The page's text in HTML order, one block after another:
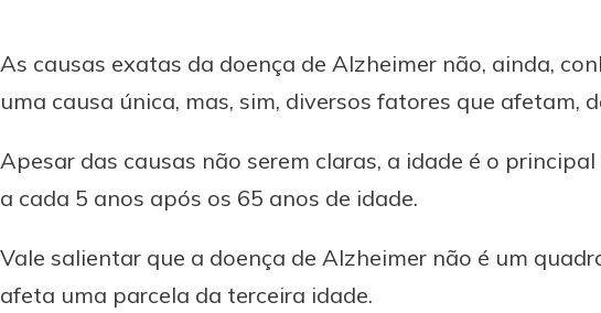
As causas exatas da doença de Alzheimer não, ainda,
uma causa única, mas, sim, diversos fatores que afetam,
Apesar das causas não serem claras, a idade é o
a cada 5 anos após os 65 anos de idade.
Vale salientar que a doença de Alzheimer não é um
afeta uma parcela da terceira idade.